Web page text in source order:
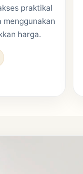
praktikal
harga.